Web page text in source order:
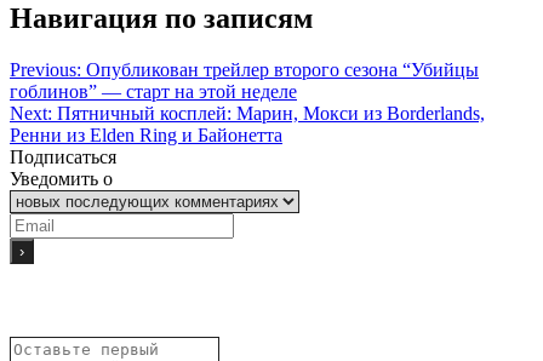
Навигация по записям
Previous: Опубликован трейлер второго сезона “Убийцы
гоблинов” — старт на этой неделе
Next: Пятничный косплей: Марин, Мокси из Borderlands,
Ренни из Elden Ring и Байонетта
Подписаться
Уведомить о